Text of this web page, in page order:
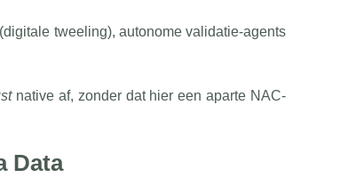
tweeling), autonome validatie-agents
native af, zonder dat hier een aparte NAC-
Data